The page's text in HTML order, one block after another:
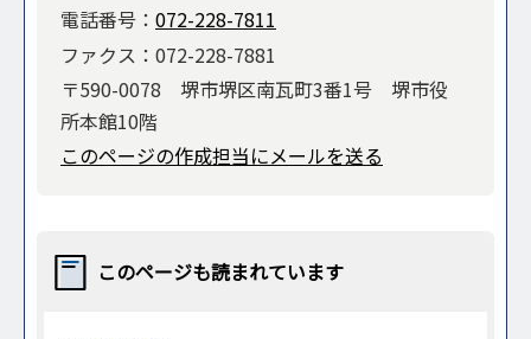
電話番号： 072-228-7811
ファクス：072-228-7881
〒590-0078 堺市堺区南瓦町3番1号 堺市役
所本館10階
このページの作成担当にメールを送る
このページも読まれています